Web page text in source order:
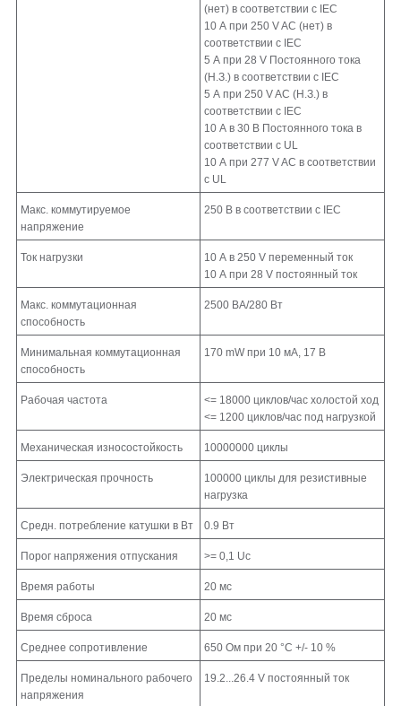
(нет) в соответствии с IEC
10 А при 250 V AC (нет) в
соответствии с IEC
5 А при 28 V Постоянного тока
(Н.З.) в соответствии с IEC
5 А при 250 V AC (Н.З.) в
соответствии с IEC
10 А в 30 В Постоянного тока в
соответствии с UL
10 А при 277 V AC в соответствии
с UL
Макс. коммутируемое
напряжение
250 В в соответствии с IEC
Ток нагрузки
10 А в 250 V переменный ток
10 А при 28 V постоянный ток
Макс. коммутационная
способность
2500 ВА/280 Вт
Минимальная коммутационная
способность
170 mW при 10 мА, 17 В
Рабочая частота
<= 18000 циклов/час холостой ход
<= 1200 циклов/час под нагрузкой
Механическая износостойкость 10000000 циклы
Электрическая прочность
100000 циклы для резистивные
нагрузка
Средн. потребление катушки в Вт 0.9 Вт
Порог напряжения отпускания >= 0,1 Uc
Время работы 20 мс
Время сброса 20 мс
Среднее сопротивление 650 Ом при 20 °C +/- 10 %
Пределы номинального рабочего
напряжения
19.2...26.4 V постоянный ток